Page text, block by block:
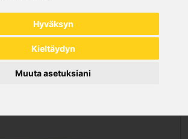
Hyväksyn
Kieltäydyn
Muuta asetuksiani
KANTTIKONEET
YLÄ- JA
SEKÄ PALKILLA